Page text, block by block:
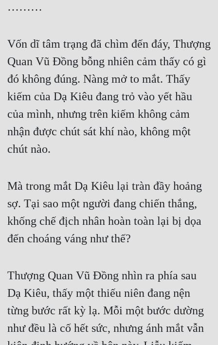
………
Vốn dĩ tâm trạng đã chìm đến đáy, Thượng
Quan Vũ Đồng bỗng nhiên cảm thấy có gì
đó không đúng. Nàng mở to mắt. Thấy
kiếm của Dạ Kiêu đang trỏ vào yết hầu
của mình, nhưng trên kiếm không cảm
nhận được chút sát khí nào, không một
chút nào.
Mà trong mắt Dạ Kiêu lại tràn đầy hoảng
sợ. Tại sao một người đang chiến thắng,
khống chế địch nhân hoàn toàn lại bị dọa
đến choáng váng như thế?
Thượng Quan Vũ Đồng nhìn ra phía sau
Dạ Kiêu, thấy một thiếu niên đang nện
từng bước rất kỳ lạ. Mỗi một bước dường
như đều là cố hết sức, nhưng ánh mắt vẫn